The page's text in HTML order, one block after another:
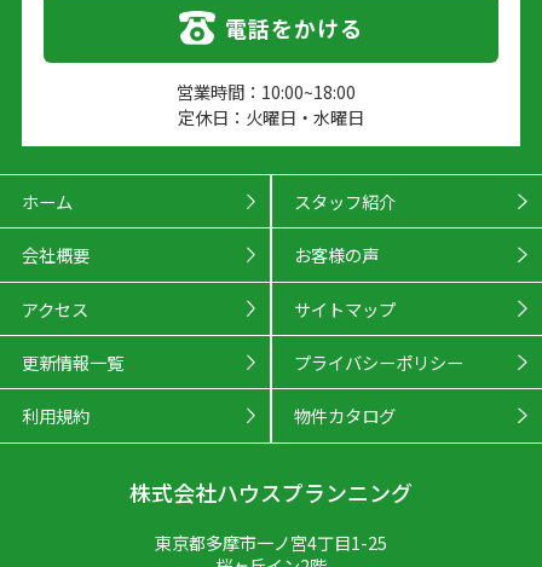
電話をかける
営業時間：10:00~18:00
定休日：火曜日・水曜日
ホーム スタッフ紹介
会社概要 お客様の声
アクセス サイトマップ
更新情報一覧 プライバシーポリシー
利用規約 物件カタログ
株式会社ハウスプランニング
東京都多摩市一ノ宮4丁目1-25